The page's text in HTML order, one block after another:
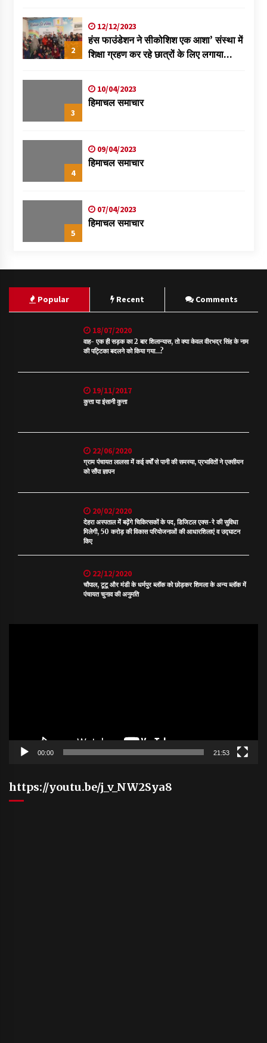
2
12/12/2023
हंस फाउंडेशन ने सीकोशिश एक आशा’ संस्था में
शिक्षा ग्रहण कर रहे छात्रों के लिए लगाया
3
10/04/2023
हिमाचल समाचार
4
09/04/2023
हिमाचल समाचार
5
07/04/2023
हिमाचल समाचार
Popular Recent Comments
18/07/2020
वाह- एक ही सड़क का 2 बार शिलान्यास, तो क्या केवल वीरभद्र सिंह के नाम
की पट्टिका बदलने को किया गया…?
19/11/2017
कुत्ता या इंसानी कुत्ता
22/06/2020
ग्राम पंचायत लालसा में कई वर्षों से पानी की समस्या, प्रभावितों ने एक्सीयन
को सौंपा ज्ञापन
20/02/2020
देहरा अस्पताल में बढ़ेंगे चिकित्सकों के पद, डिजिटल एक्स-रे की सुविधा
मिलेगी, 50 करोड़ की विकास परियोजनाओं की आधारशिलाएं व उद्घाटन
किए
22/12/2020
चौपाल, टूटू और मंडी के धर्मपुर ब्लॉक को छोड़कर शिमला के अन्य ब्लॉक में
पंचायत चुनाव की अनुमति
00:00 21:53
https://youtu.be/j_v_NW2Sya8